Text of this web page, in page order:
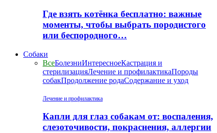
Где взять котёнка бесплатно: важные
моменты, чтобы выбрать породистого
или беспородного…
Собаки
ВсеБолезниИнтересноеКастрация и
стерилизацияЛечение и профилактикаПороды
собакПродолжение родаСодержание и уход
Лечение и профилактика
Капли для глаз собакам от: воспаления,
слезоточивости, покраснения, аллергии